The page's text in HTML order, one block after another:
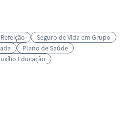
Seguro de Vida em Grupo
Plano de Saúde
Educação